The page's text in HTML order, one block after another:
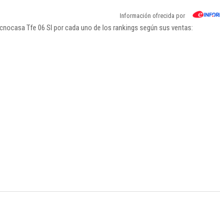
Información ofrecida por
Tfe 06 Sl por cada uno de los rankings según sus ventas: